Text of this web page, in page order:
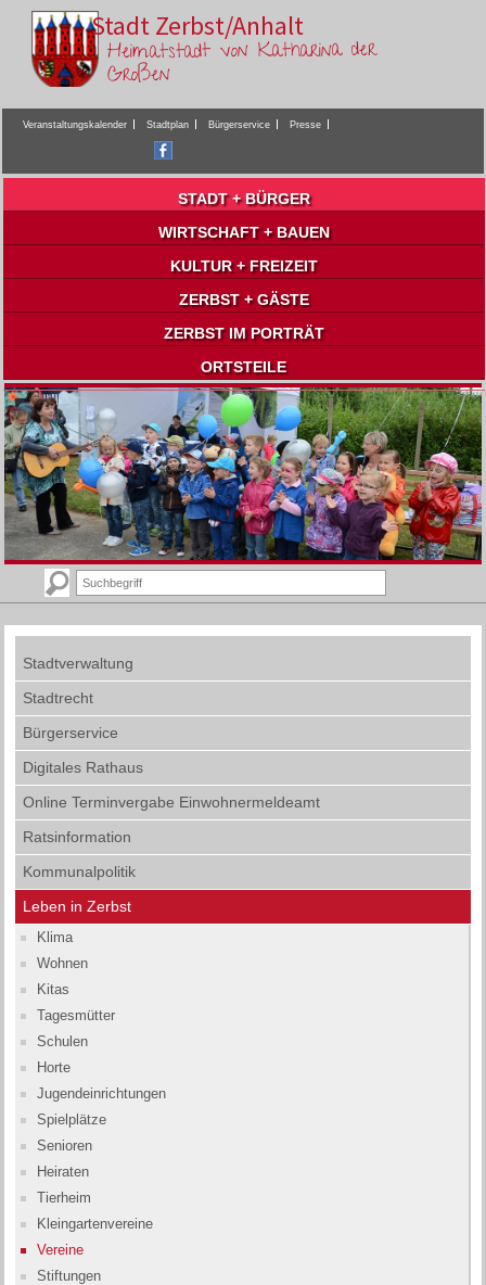
Stadt Zerbst/Anhalt
Heimatstadt von Katharina der
Großen
Veranstaltungskalender Stadtplan Bürgerservice Presse
STADT + BÜRGER
WIRTSCHAFT + BAUEN
KULTUR + FREIZEIT
ZERBST + GÄSTE
ZERBST IM PORTRÄT
ORTSTEILE
Stadtverwaltung
Stadtrecht
Bürgerservice
Digitales Rathaus
Online Terminvergabe Einwohnermeldeamt
Ratsinformation
Kommunalpolitik
Leben in Zerbst
Klima
Wohnen
Kitas
Tagesmütter
Schulen
Horte
Jugendeinrichtungen
Spielplätze
Senioren
Heiraten
Tierheim
Kleingartenvereine
Vereine
Stiftungen